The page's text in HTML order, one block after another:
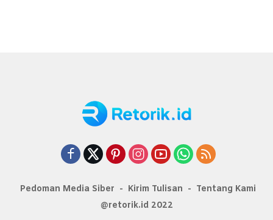
Pedoman Media Siber Kirim Tulisan
Tentang Kami
@retorik.id 2022